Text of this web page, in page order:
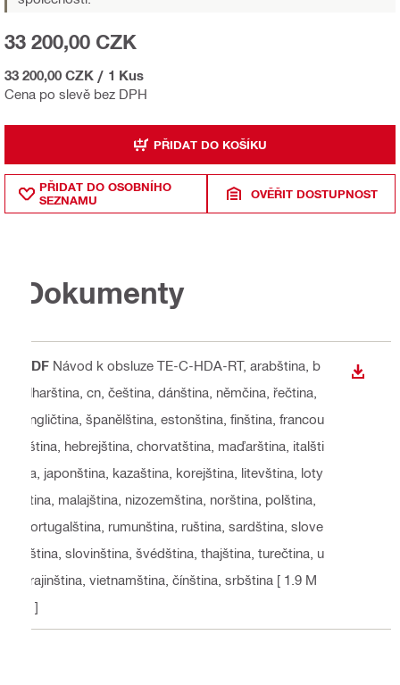
Cena po slevě bez DPH
33 200,00 CZK
33 200,00 CZK / 1 Kus
PŘIDAT DO KOŠÍKU
PŘIDAT DO OSOBNÍHO
SEZNAMU
OVĚŘIT DOSTUPNOST
Dokumenty
PDF Návod k obsluze TE-C-HDA-RT, arabština, b
ulharština, cn, čeština, dánština, němčina, řečtina,
angličtina, španělština, estonština, finština, francou
zština, hebrejština, chorvatština, maďarština, italšti
na, japonština, kazaština, korejština, litevština, loty
ština, malajština, nizozemština, norština, polština,
portugalština, rumunština, ruština, sardština, slove
nština, slovinština, švédština, thajština, turečtina, u
krajinština, vietnamština, čínština, srbština [ 1.9 M
B ]